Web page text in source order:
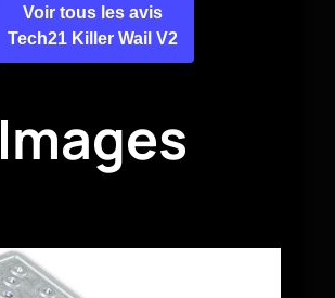
Voir tous les avis
Tech21 Killer Wail V2
Images